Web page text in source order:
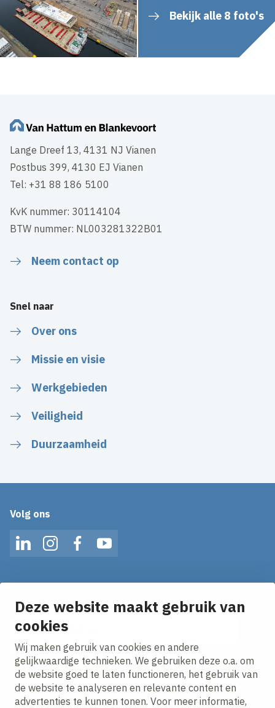
Deze website maakt gebruik van
cookies
Wij maken gebruik van cookies en andere
gelijkwaardige technieken. We gebruiken deze o.a. om
de website goed te laten functioneren, het gebruik van
de website te analyseren en relevante content en
advertenties te kunnen tonen. Voor meer informatie,
Bekijk alle 8 foto's
Lange Dreef 13, 4131 NJ Vianen
Postbus 399, 4130 EJ Vianen
Tel: +31 88 186 5100
KvK nummer: 30114104
BTW nummer: NL003281322B01
Neem contact op
Snel naar
Over ons
Missie en visie
Werkgebieden
Veiligheid
Duurzaamheid
Volg ons
LinkedInInstagramFacebookYouTube
Ontvang onze nieuws alerts in je mailbox!
E-mailadres
Ik ga akkoord met hetprivacy statement.